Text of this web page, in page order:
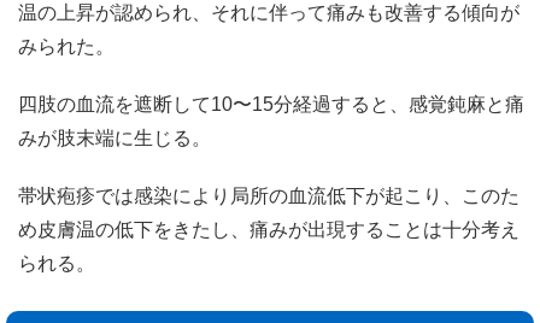
温の上昇が認められ、それに伴って痛みも改善する傾向が
みられた。
四肢の血流を遮断して10〜15分経過すると、感覚鈍麻と痛
みが肢末端に生じる。
帯状疱疹では感染により局所の血流低下が起こり、このた
め皮膚温の低下をきたし、痛みが出現することは十分考え
られる。